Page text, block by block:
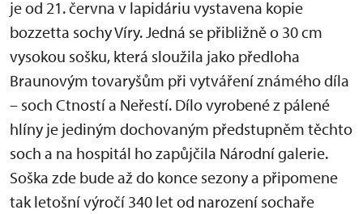
je od 21. června v lapidáriu vystavena kopie
bozzetta sochy Víry. Jedná se přibližně o 30 cm
vysokou sošku, která sloužila jako předloha
Braunovým tovaryšům při vytváření známého díla
– soch Ctností a Neřestí. Dílo vyrobené z pálené
hlíny je jediným dochovaným předstupněm těchto
soch a na hospitál ho zapůjčila Národní galerie.
Soška zde bude až do konce sezony a připomene
tak letošní výročí 340 let od narození sochaře